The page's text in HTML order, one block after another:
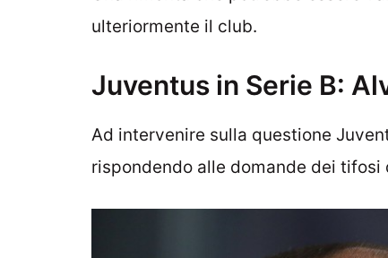
ulteriormente il club.
Juventus in Serie B:
Ad intervenire sulla questione
rispondendo alle domande dei tifosi